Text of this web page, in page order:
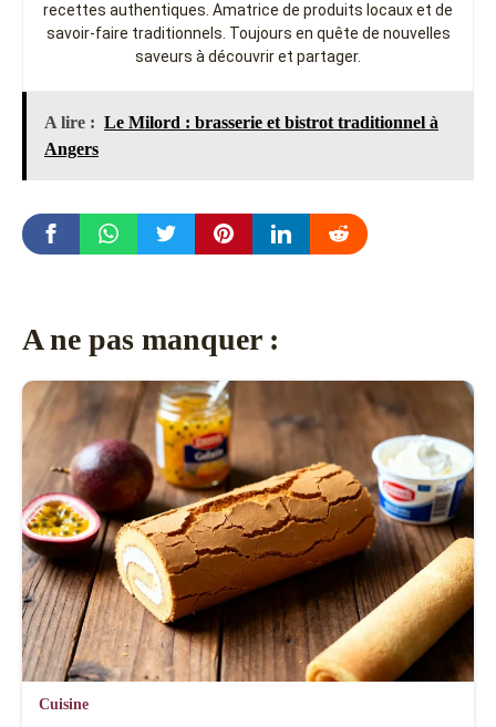
recettes authentiques. Amatrice de produits locaux et de
savoir-faire traditionnels. Toujours en quête de nouvelles
saveurs à découvrir et partager.
A lire : Le Milord : brasserie et bistrot traditionnel à
Angers
A ne pas manquer :
Cuisine